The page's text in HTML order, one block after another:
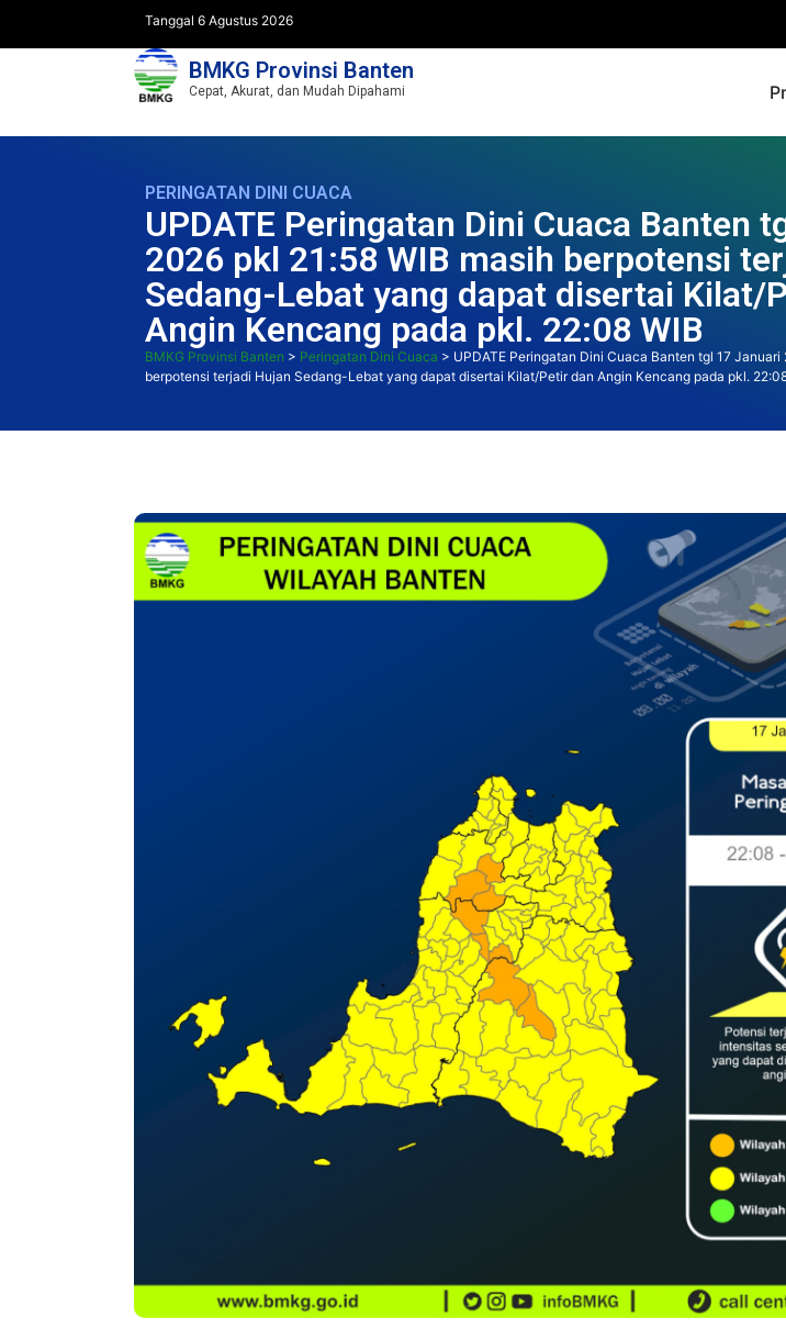
Tanggal 6 Agustus 2026
BMKG Provinsi Banten
Cepat, Akurat, dan Mudah Dipahami
PERINGATAN DINI CUACA
UPDATE Peringatan Dini Cuaca Banten
2026 pkl 21:58 WIB masih berpotensi
Sedang-Lebat yang dapat disertai Kilat/
Angin Kencang pada pkl. 22:08 WIB
BMKG Provinsi Banten > Peringatan Dini Cuaca > UPDATE Peringatan Dini Cuaca Banten tgl 17 Januari
berpotensi terjadi Hujan Sedang-Lebat yang dapat disertai Kilat/Petir dan Angin Kencang pada pkl.